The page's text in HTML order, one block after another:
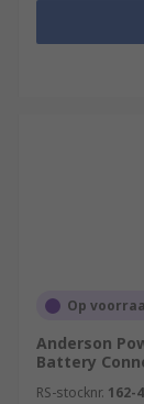
Op
Anderson
Battery
RS-stocknr. 162-